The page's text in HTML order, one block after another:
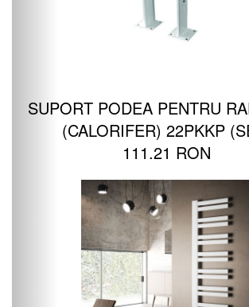
SUPORT PODEA PENTRU
(CALORIFER) 22PKKP
111.21 RON